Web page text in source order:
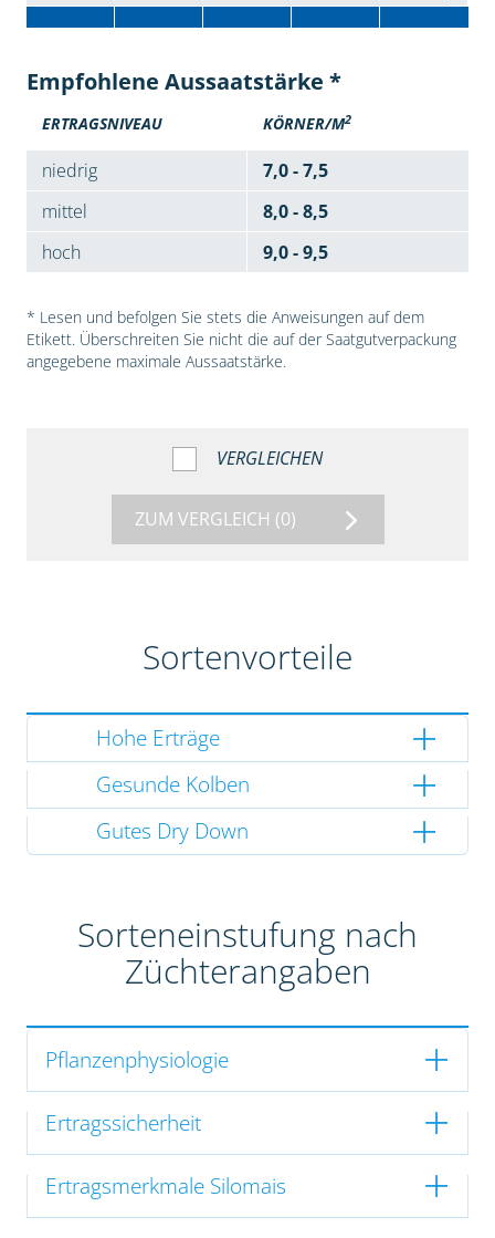
Empfohlene Aussaatstärke *
ERTRAGSNIVEAU KÖRNER/M2
niedrig
7,0 - 7,5
mittel
8,0 - 8,5
hoch
9,0 - 9,5
* Lesen und befolgen Sie stets die Anweisungen auf dem
Etikett. Überschreiten Sie nicht die auf der Saatgutverpackung
angegebene maximale Aussaatstärke.
VERGLEICHEN
ZUM VERGLEICH (0)
Sortenvorteile
Hohe Erträge
Gesunde Kolben
Gutes Dry Down
Sorteneinstufung nach
Züchterangaben
Pflanzenphysiologie
Ertragssicherheit
Ertragsmerkmale Silomais